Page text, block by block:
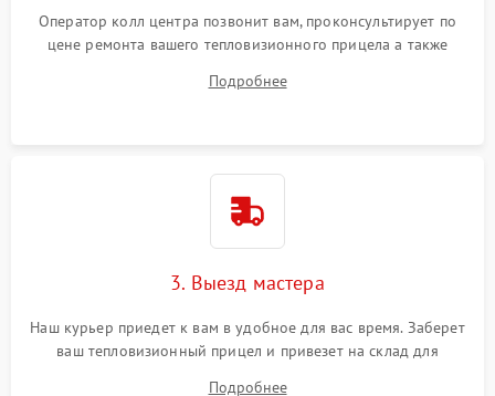
Оператор колл центра позвонит вам, проконсультирует по
цене ремонта вашего тепловизионного прицела а также
Подробнее
3. Выезд мастера
Наш курьер приедет к вам в удобное для вас время. Заберет
ваш тепловизионный прицел и привезет на склад для
Подробнее